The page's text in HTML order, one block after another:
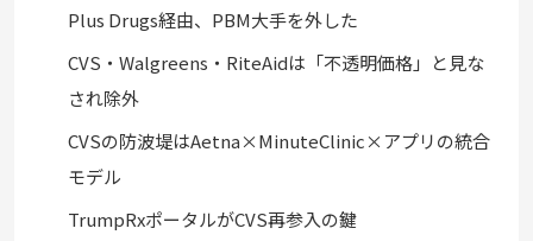
Plus Drugs経由、PBM大手を外した
CVS・Walgreens・RiteAidは「不透明価格」と見な
され除外
CVSの防波堤はAetna×MinuteClinic×アプリの統合
モデル
TrumpRxポータルがCVS再参入の鍵